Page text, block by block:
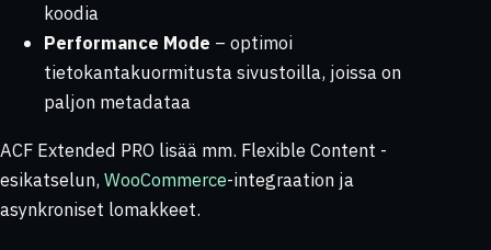
koodia
Performance Mode – optimoi
tietokantakuormitusta sivustoilla, joissa on
paljon metadataa
ACF Extended PRO lisää mm. Flexible Content -
esikatselun, WooCommerce-integraation ja
asynkroniset lomakkeet.